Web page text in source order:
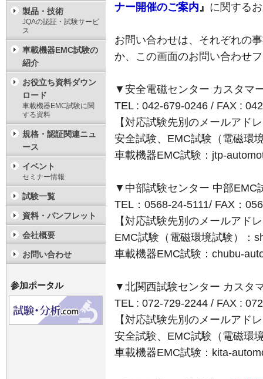
ナー開催のご案内』 に関する
お問い合わせは、それぞれの
か、この画面のお問い合わせ
▼安全電磁センター カスタマ
TEL : 042-679-0246 / FAX :
【対応試験先別のメールアド
安全試験、EMC試験（電磁環
車載機器EMC試験：jtp-
▼中部試験センター 中部EMC
TEL：0568-24-5111/ FAX：
【対応試験先別のメールアド
EMC試験（電磁環境試験）：
車載機器EMC試験：chubu-
▼北関西試験センター カスタ
TEL : 072-729-2244 / FAX :
【対応試験先別のメールアド
安全試験、EMC試験（電磁環
車載機器EMC試験：kita-
製品・技術
JQAの認証・試験サービ
ス
車載機器EMC試験の
紹介
お役立ち資料ダウン
ロード
車載機器EMC試験に関
する資料
規格・認証関連ニュ
ース
イベント
セミナー情報
試験一覧
資料・パンフレット
会社概要
お問い合わせ
参加ポータル